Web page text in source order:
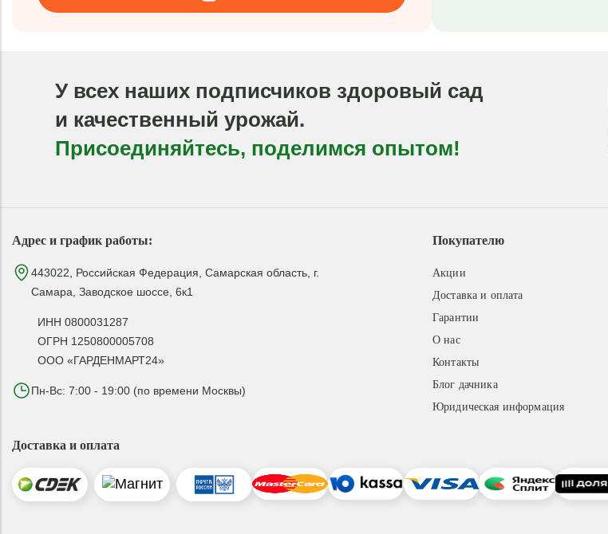
У всех наших подписчиков здоровый сад
и качественный урожай.
Присоединяйтесь, поделимся опытом!
Адрес и график работы:
443022, Российская Федерация, Самарская область, г.
Самара, Заводское шоссе, 6к1
ИНН 0800031287
ОГРН 1250800005708
ООО «ГАРДЕНМАРТ24»
Пн-Вс: 7:00 - 19:00 (по времени Москвы)
Покупателю
Акции
Доставка и оплата
Гарантии
О нас
Контакты
Блог дачника
Юридическая информация
Доставка и оплата